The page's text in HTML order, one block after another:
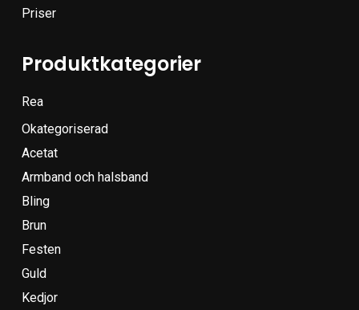
Priser
Produktkategorier
Rea
Okategoriserad
Acetat
Armband och halsband
Bling
Brun
Festen
Guld
Kedjor